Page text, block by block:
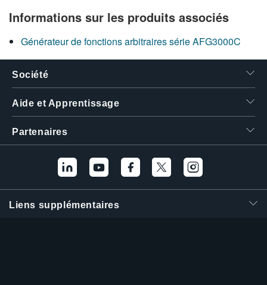
Informations sur les produits associés
Générateur de fonctions arbitraires série AFG3000C
Société
Aide et Apprentissage
Partenaires
Liens supplémentaires